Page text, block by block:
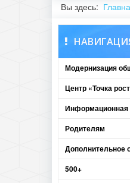
Вы здесь:
Модернизация
Центр «Точка
Информационная
Родителям
Дополнительное
500+